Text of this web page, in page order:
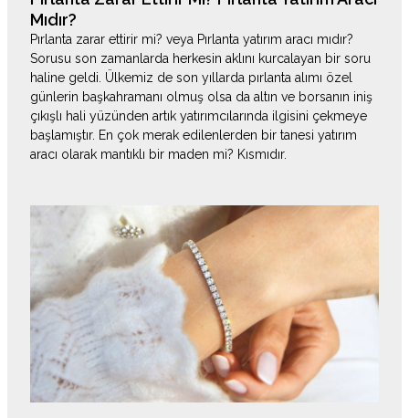
Mıdır?
Pırlanta zarar ettirir mi? veya Pırlanta yatırım aracı mıdır?
Sorusu son zamanlarda herkesin aklını kurcalayan bir soru
haline geldi. Ülkemiz de son yıllarda pırlanta alımı özel
günlerin başkahramanı olmuş olsa da altın ve borsanın iniş
çıkışlı hali yüzünden artık yatırımcılarında ilgisini çekmeye
başlamıştır. En çok merak edilenlerden bir tanesi yatırım
aracı olarak mantıklı bir maden mi? Kısmıdır.